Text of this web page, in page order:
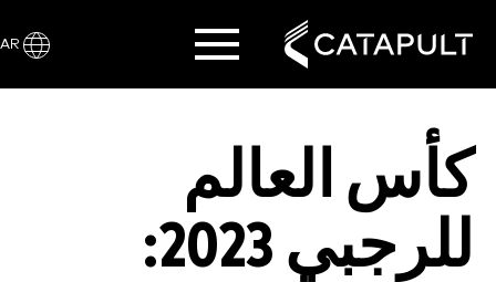
كأس العالم
للرجبي 2023: